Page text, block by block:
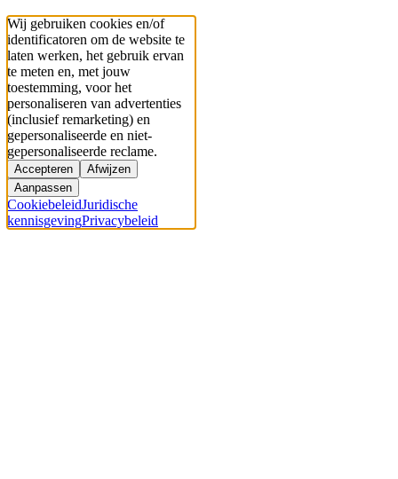
Wij gebruiken cookies en/of
identificatoren om de website te
laten werken, het gebruik ervan
te meten en, met jouw
toestemming, voor het
personaliseren van advertenties
(inclusief remarketing) en
gepersonaliseerde en niet-
gepersonaliseerde reclame.
Accepteren
Afwijzen
Aanpassen
CookiebeleidJuridische
kennisgevingPrivacybeleid